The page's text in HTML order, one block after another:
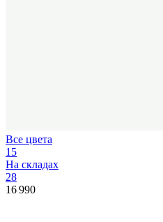
Все цвета
15
На складах
28
16 990